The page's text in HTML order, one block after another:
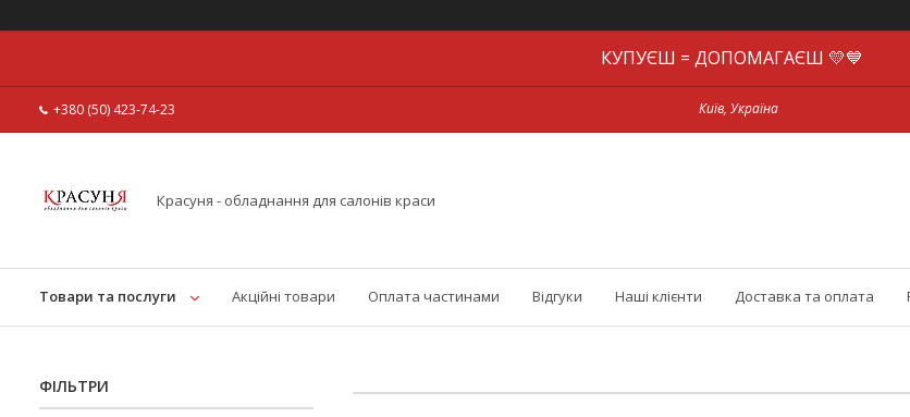
КУПУЄШ = ДОПОМАГАЄШ 💛💙
+380 (50) 423-74-23 Київ, Україна
Красуня - обладнання для салонів краси
Товари та послуги Акційні товари Оплата частинами Відгуки Наші клієнти Доставка та оплата
ФІЛЬТРИ